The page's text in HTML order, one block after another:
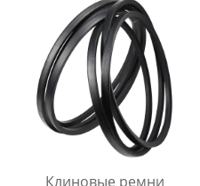
Клиновые ремни